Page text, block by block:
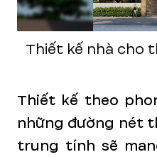
Thiết kế nhà cho
Thiết kế theo
những đường nét
trung tính sẽ